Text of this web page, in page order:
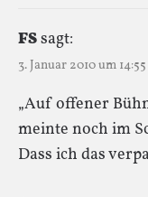
FSsagt:
3. Januar 2010 um
„Auf offener
meinte noch im
Dass ich das